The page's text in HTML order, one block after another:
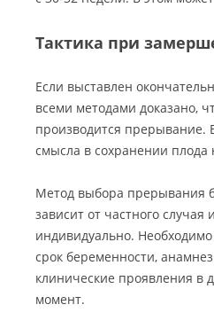
Тактика при
Если выставлен
всеми методами доказано,
производится прерывание.
смысла в сохранении плода
Метод выбора прерывания
зависит от частного случая
индивидуально.
срок беременности,
клинические проявления в
момент.